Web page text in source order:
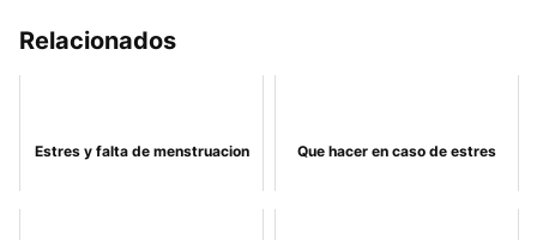
Relacionados
Estres y falta de menstruacion Que hacer en caso de estres